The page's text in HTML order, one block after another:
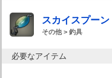
スカイスプーン
その他 > 釣具
必要なアイテム